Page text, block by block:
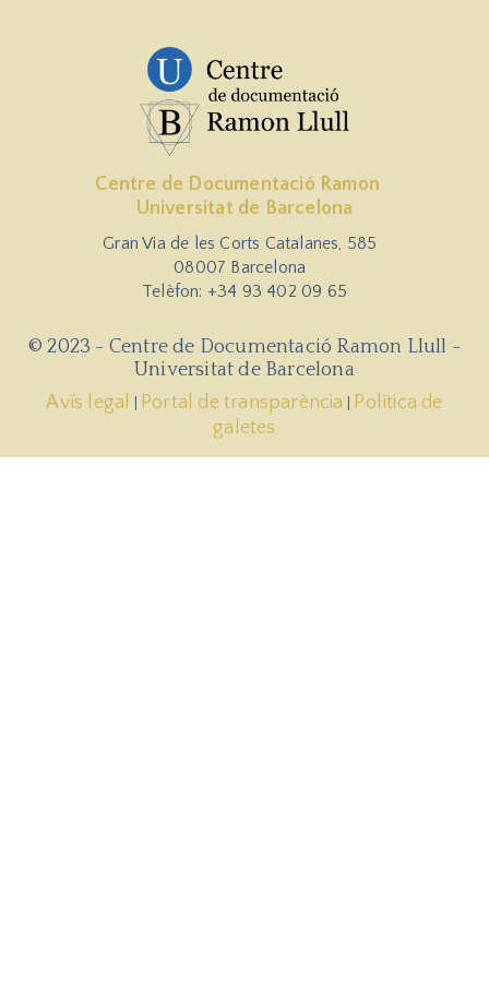
Centre de Documentació Ramon
Universitat de Barcelona
Gran Via de les Corts Catalanes, 585
08007 Barcelona
Telèfon: +34 93 402 09 65
© 2023 - Centre de Documentació Ramon Llull -
Universitat de Barcelona
Avís legal
Portal de transparència
Política de
galetes